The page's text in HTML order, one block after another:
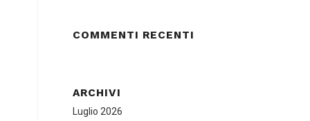
COMMENTI RECENTI
ARCHIVI
Luglio 2026